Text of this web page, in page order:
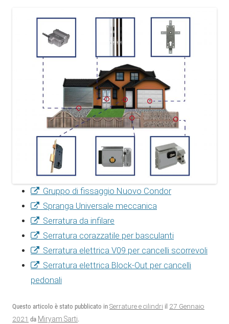
Gruppo di fissaggio Nuovo Condor
Spranga Universale meccanica
Serratura da infilare
Serratura corazzatile per basculanti
Serratura elettrica V09 per cancelli scorrevoli
Serratura elettrica Block-Out per cancelli
pedonali
Questo articolo è stato pubblicato in Serrature e cilindri il 27 Gennaio
2021 da Miryam Sarti.